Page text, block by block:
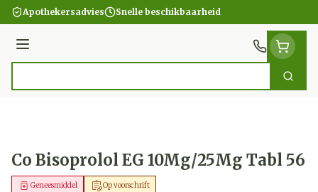
Ga naar de inhoud
Apothekersadvies Snelle beschikbaarheid
Menu
Zoek
Co Bisoprolol EG 10Mg/25Mg Tabl 56
Op voorschrift
Geneesmiddel